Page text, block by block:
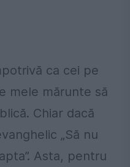
ca cei pe
mele mărunte să
Chiar dacă
„Să nu
Asta, pentru